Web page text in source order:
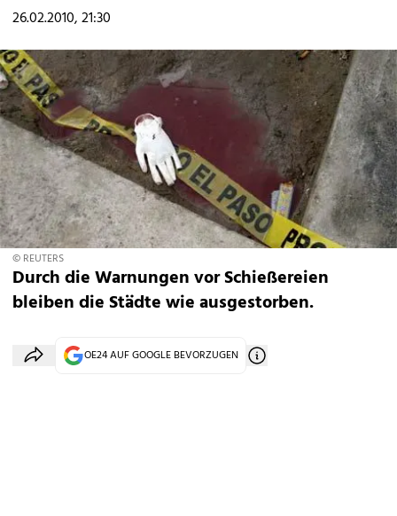
26.02.2010, 21:30
© REUTERS
Durch die Warnungen vor Schießereien
bleiben die Städte wie ausgestorben.
OE24 AUF GOOGLE BEVORZUGEN